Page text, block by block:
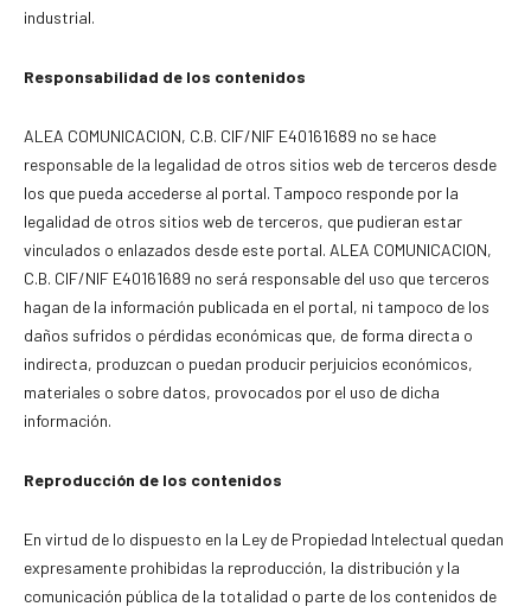
industrial.
Responsabilidad de los contenidos
ALEA COMUNICACION, C.B. CIF/NIF E40161689 no se hace
responsable de la legalidad de otros sitios web de terceros desde
los que pueda accederse al portal. Tampoco responde por la
legalidad de otros sitios web de terceros, que pudieran estar
vinculados o enlazados desde este portal. ALEA COMUNICACION,
C.B. CIF/NIF E40161689 no será responsable del uso que terceros
hagan de la información publicada en el portal, ni tampoco de los
daños sufridos o pérdidas económicas que, de forma directa o
indirecta, produzcan o puedan producir perjuicios económicos,
materiales o sobre datos, provocados por el uso de dicha
información.
Reproducción de los contenidos
En virtud de lo dispuesto en la Ley de Propiedad Intelectual quedan
expresamente prohibidas la reproducción, la distribución y la
comunicación pública de la totalidad o parte de los contenidos de